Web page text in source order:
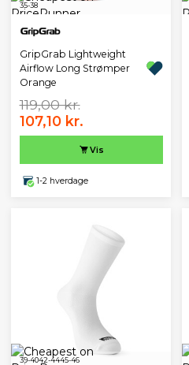
35-38
GripGrab Lightweight
Airflow Long Strømper
Orange
119,00 kr.
107,10 kr.
Vis
1-2 hverdage
39-4042-4445-46